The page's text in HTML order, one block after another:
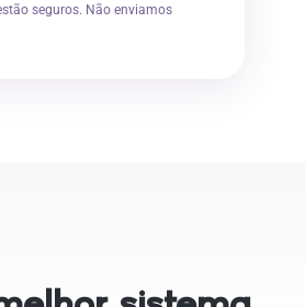
seguros. Não enviamos